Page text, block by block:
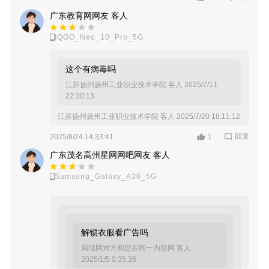
广东教育网网友 客人
IQOO_Neo_10_Pro_5G
这个有病毒吗
江苏扬州扬州工业职业技术学院 客人 2025/7/11
22:30:13
江苏扬州扬州工业职业技术学院 客人 2025/7/20 18:11:12
2025/8/24 14:33:41 1 回复
广东茂名高州星网网吧网友 客人
Samsung_Galaxy_A36_5G
解锁衣服看广告吗
局域网对方和您在同一内部网 客人
2025/1/5 0:35:36